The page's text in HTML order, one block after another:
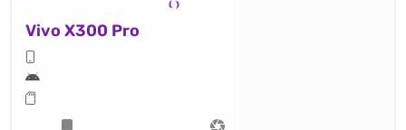
Vivo X300 Pro